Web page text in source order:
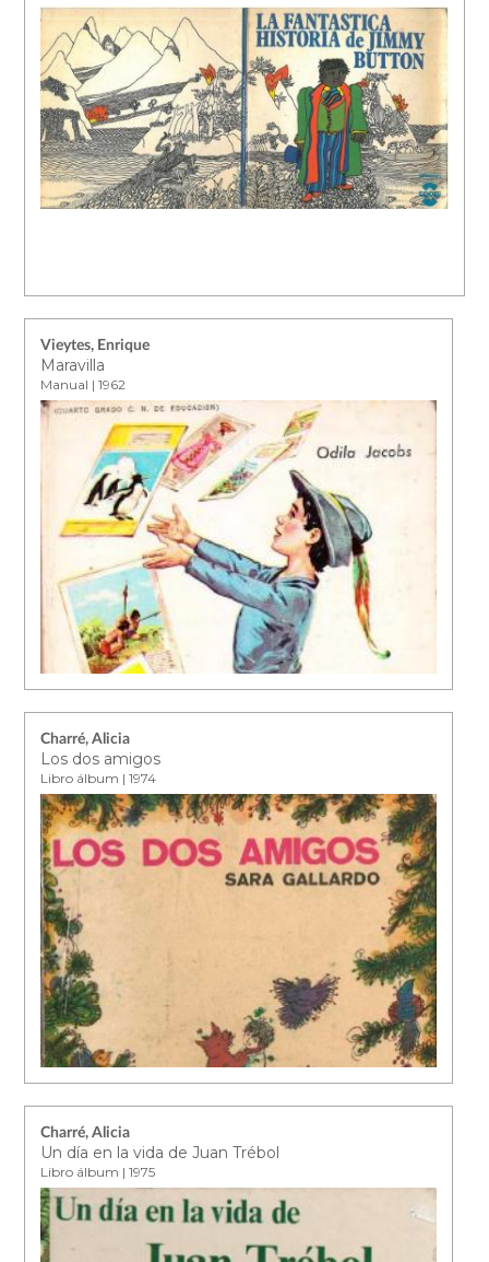
Vieytes, Enrique
Maravilla
Manual | 1962
Charré, Alicia
Los dos amigos
Libro álbum | 1974
Charré, Alicia
Un día en la vida de Juan Trébol
Libro álbum | 1975